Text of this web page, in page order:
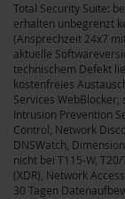
Total Security Suite:
erhalten unbegrenzt
(Ansprechzeit 24x7
aktuelle
technischem Defekt
kostenfreies
Services WebBlocker,
Intrusion Prevention
Control, Network
DNSWatch,
nicht bei T115-W,
(XDR), Network
30 Tagen